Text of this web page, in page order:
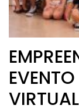
VIRTUAL